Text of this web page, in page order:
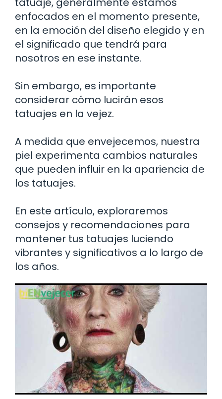
enfocados en el momento presente,
en la emoción del diseño elegido y en
el significado que tendrá para
nosotros en ese instante.
Sin embargo, es importante
considerar cómo lucirán esos
tatuajes en la vejez.
A medida que envejecemos, nuestra
piel experimenta cambios naturales
que pueden influir en la apariencia de
los tatuajes.
En este artículo, exploraremos
consejos y recomendaciones para
mantener tus tatuajes luciendo
vibrantes y significativos a lo largo de
los años.